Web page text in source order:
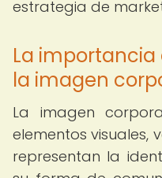
estrategia de
La
la imagen
La imagen
elementos visuales,
representan la